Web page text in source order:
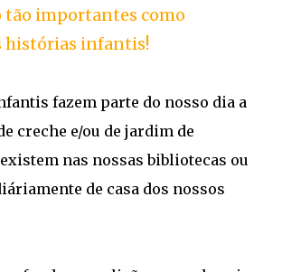
tão importantes como
histórias infantis!
fazem parte do nosso dia a
creche e/ou de jardim de
nas nossas bibliotecas ou
de casa dos nossos